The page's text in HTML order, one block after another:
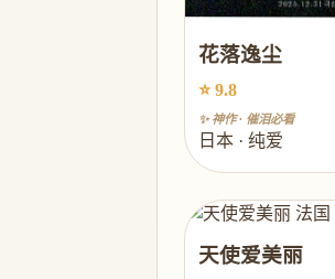
花落逸尘
⭐ 9.8
✨ 神作 · 催泪必看
日本 · 纯爱
天使爱美丽